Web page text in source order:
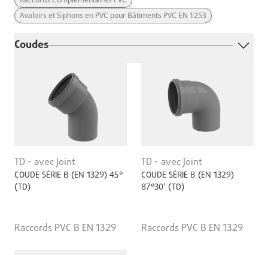
Avaloirs et Siphons en PVC pour Bâtiments PVC EN 1253
Coudes
TD - avec Joint
COUDE SÉRIE B (EN 1329) 45°
(TD)
Raccords PVC B EN 1329
TD - avec Joint
COUDE SÉRIE B (EN 1329)
87°30’ (TD)
Raccords PVC B EN 1329